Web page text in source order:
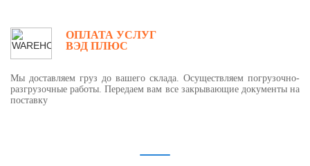
ОПЛАТА УСЛУГ
ВЭД ПЛЮС
Мы доставляем груз до вашего склада. Осуществляем погрузочно-
разгрузочные работы. Передаем вам все закрывающие документы на
поставку